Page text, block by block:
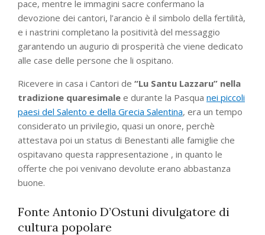
pace, mentre le immagini sacre confermano la
devozione dei cantori, l’arancio è il simbolo della fertilità,
e i nastrini completano la positività del messaggio
garantendo un augurio di prosperità che viene dedicato
alle case delle persone che li ospitano.
Ricevere in casa i Cantori de “Lu Santu Lazzaru” nella
tradizione quaresimale e durante la Pasqua nei piccoli
paesi del Salento e della Grecia Salentina, era un tempo
considerato un privilegio, quasi un onore, perchè
attestava poi un status di Benestanti alle famiglie che
ospitavano questa rappresentazione , in quanto le
offerte che poi venivano devolute erano abbastanza
buone.
Fonte Antonio D’Ostuni divulgatore di
cultura popolare